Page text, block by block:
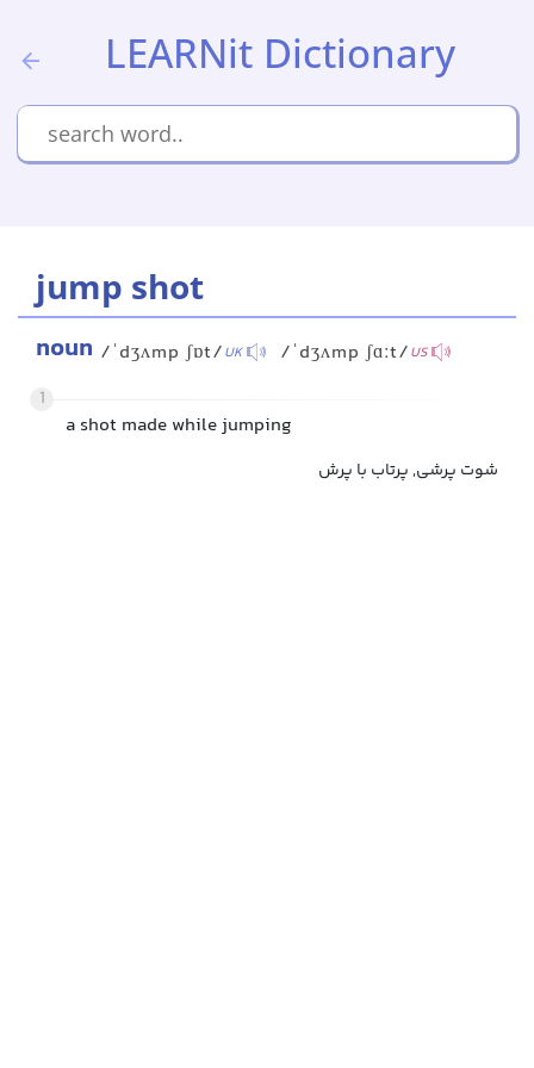
LEARNit Dictionary
jump shot
noun /ˈdʒʌmp ʃɒt/UK /ˈdʒʌmp ʃɑːt/US
1
a shot made while jumping
شوت پرشی, پرتاب با پرش